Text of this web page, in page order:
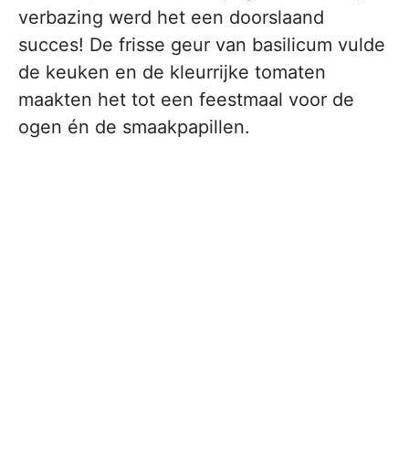
verbazing werd het een doorslaand
succes! De frisse geur van basilicum vulde
de keuken en de kleurrijke tomaten
maakten het tot een feestmaal voor de
ogen én de smaakpapillen.